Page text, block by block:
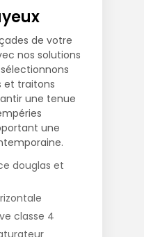
de votre
nos solutions
et traitons
une tenue
une
douglas et
classe 4